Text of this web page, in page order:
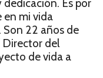
Es por
en mi vida
Son 22 años de
Director del
de vida a